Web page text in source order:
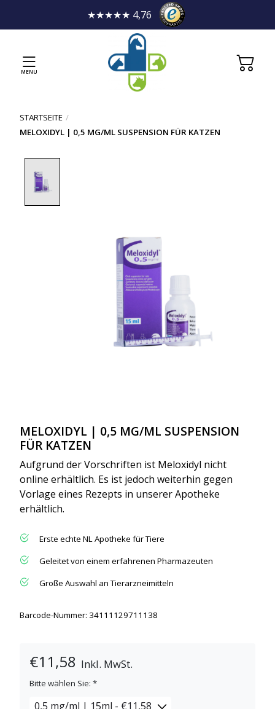
★★★★★ 4,76
MENU
STARTSEITE /
MELOXIDYL | 0,5 MG/ML SUSPENSION FÜR KATZEN
MELOXIDYL | 0,5 MG/ML SUSPENSION
FÜR KATZEN
Barcode-Nummer: 34111129711138
Erste echte NL Apotheke für Tiere
Geleitet von einem erfahrenen Pharmazeuten
Große Auswahl an Tierarzneimitteln
Aufgrund der Vorschriften ist Meloxidyl nicht
online erhältlich. Es ist jedoch weiterhin gegen
Vorlage eines Rezepts in unserer Apotheke
erhältlich.
€11,58 Inkl. MwSt.
Bitte wählen Sie: *